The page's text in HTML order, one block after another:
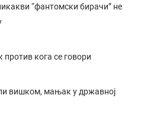
“фантомски бирачи” не
кога се говори
вишком, мањак у државној